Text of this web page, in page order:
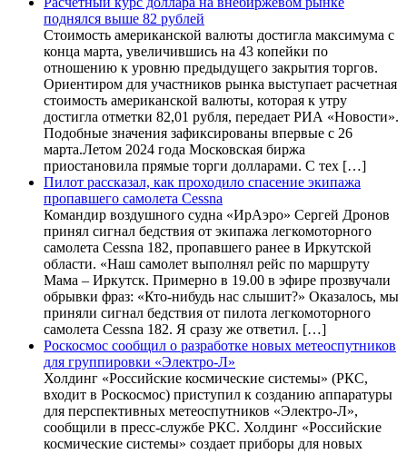
поднялся выше 82 рублей
Стоимость американской валюты достигла максимума с
конца марта, увеличившись на 43 копейки по
отношению к уровню предыдущего закрытия торгов.
Ориентиром для участников рынка выступает расчетная
стоимость американской валюты, которая к утру
достигла отметки 82,01 рубля, передает РИА «Новости».
Подобные значения зафиксированы впервые с 26
марта.Летом 2024 года Московская биржа
приостановила прямые торги долларами. С тех […]
Пилот рассказал, как проходило спасение экипажа
пропавшего самолета Cessna
Командир воздушного судна «ИрАэро» Сергей Дронов
принял сигнал бедствия от экипажа легкомоторного
самолета Cessna 182, пропавшего ранее в Иркутской
области. «Наш самолет выполнял рейс по маршруту
Мама – Иркутск. Примерно в 19.00 в эфире прозвучали
обрывки фраз: «Кто-нибудь нас слышит?» Оказалось, мы
приняли сигнал бедствия от пилота легкомоторного
самолета Cessna 182. Я сразу же ответил. […]
Роскосмос сообщил о разработке новых метеоспутников
для группировки «Электро-Л»
Холдинг «Российские космические системы» (РКС,
входит в Роскосмос) приступил к созданию аппаратуры
для перспективных метеоспутников «Электро-Л»,
сообщили в пресс-службе РКС. Холдинг «Российские
космические системы» создает приборы для новых